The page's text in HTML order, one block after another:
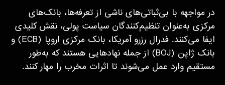
در مواجهه با بی‌ثباتی‌های ناشی از تعرفه‌ها، بانک‌های
مرکزی به‌عنوان تنظیم‌کنندگان سیاست پولی، نقش کلیدی
ایفا می‌کنند. فدرال رزرو آمریکا، بانک مرکزی اروپا (ECB) و
بانک ژاپن (BOJ) از جمله نهادهایی هستند که به‌طور
مستقیم وارد عمل می‌شوند تا اثرات مخرب را مهار کنند.